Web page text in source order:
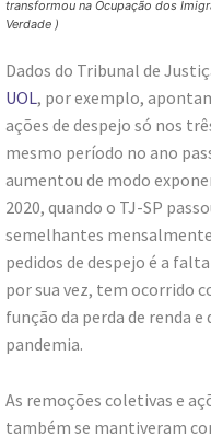
transformou na Ocupação dos
Verdade )
Dados do Tribunal de
UOL, por exemplo,
ações de despejo só nos
mesmo período no ano
aumentou de modo
2020, quando o TJ-SP
semelhantes
pedidos de despejo é a
por sua vez, tem ocorrido
função da perda de renda
pandemia.
As remoções coletivas e
também se mantiveram